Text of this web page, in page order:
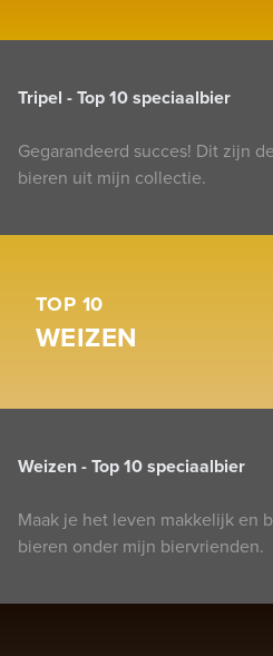
Tripel - Top 10 speciaalbier
Gegarandeerd succes! Dit zijn
bieren uit mijn collectie.
TOP 10
WEIZEN
Weizen - Top 10 speciaalbier
Maak je het leven makkelijk en
bieren onder mijn biervrienden.